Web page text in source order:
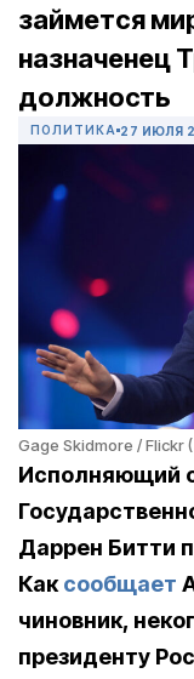
займется
назначенец
должность
ПОЛИТИКА 27 ИЮЛЯ
Gage Skidmore / Flickr
Исполняющий
Даррен Битти
Каксообщает
чиновник,
президенту